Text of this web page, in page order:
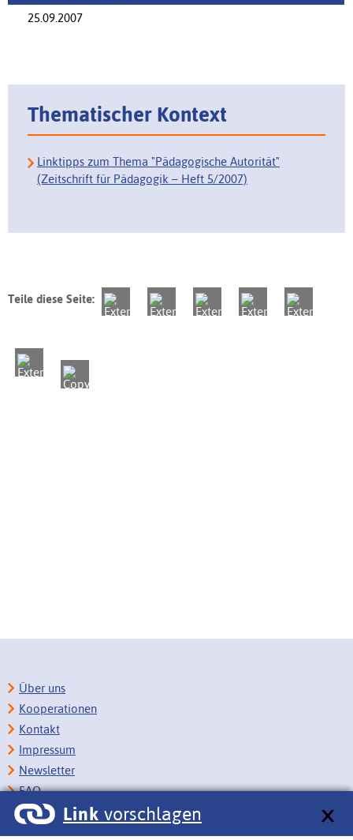
25.09.2007
Thematischer Kontext
Linktipps zum Thema "Pädagogische Autorität"
(Zeitschrift für Pädagogik – Heft 5/2007)
Teile diese Seite:
Link vorschlagen
Über uns
Kooperationen
Kontakt
Impressum
Newsletter
FAQ
Copyright